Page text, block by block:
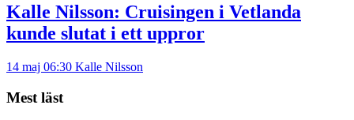
Kalle Nilsson: Cruisingen i Vetlanda
kunde slutat i ett uppror
14 maj 06:30 Kalle Nilsson
Mest läst